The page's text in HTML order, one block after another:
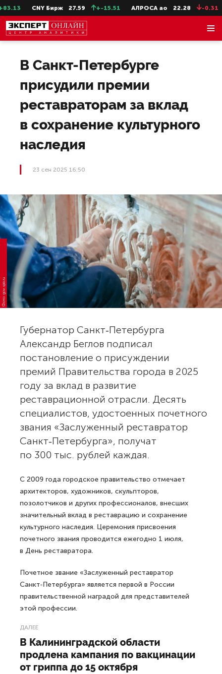
CNY Бирж 27.59 +-15.51 АЛРОСА ао 22.28 -0.31
В Санкт-Петербурге
присудили премии
реставраторам за вклад
в сохранение культурного
наследия
23 сен 2025 16:50
Фото: gov.spb.ru
Губернатор Санкт‑Петербурга
Александр Беглов подписал
постановление о присуждении
премий Правительства города в 2025
году за вклад в развитие
реставрационной отрасли. Десять
специалистов, удостоенных почетного
звания «Заслуженный реставратор
Санкт‑Петербурга», получат
по 300 тыс. рублей каждая.
С 2009 года городское правительство отмечает
архитекторов, художников, скульпторов,
позолотчиков и других профессионалов, внесших
значительный вклад в реставрацию и сохранение
культурного наследия. Церемония присвоения
почетного звания проводится ежегодно 1 июля,
в День реставратора.
Почетное звание «Заслуженный реставратор
Санкт‑Петербурга» является первой в России
правительственной наградой для представителей
этой профессии.
ДАЛЕЕ
В Калининградской области
продлена кампания по вакцинации
от гриппа до 15 октября